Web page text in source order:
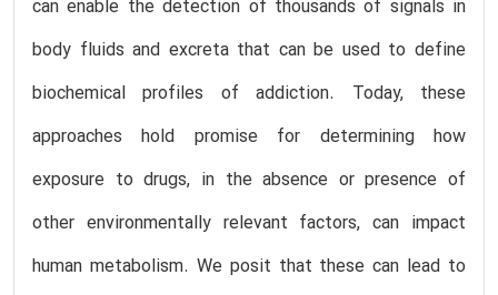
can enable the detection of thousands of signals in
body fluids and excreta that can be used to define
biochemical profiles of addiction. Today, these
approaches hold promise for determining how
exposure to drugs, in the absence or presence of
other environmentally relevant factors, can impact
human metabolism. We posit that these can lead to